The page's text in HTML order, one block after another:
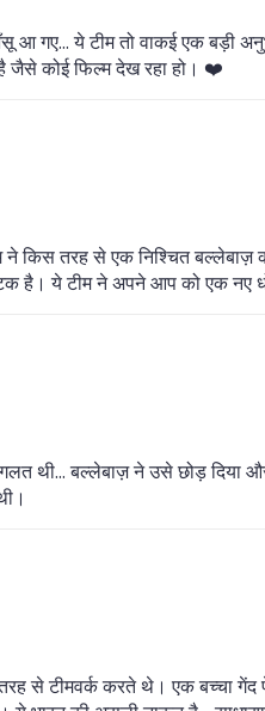
गए... ये टीम तो वाकई एक बड़ी
कोई फिल्म देख रहा हो। ❤️
ने किस तरह से एक निश्चित बल्लेबाज़
है। ये टीम ने अपने आप को एक नए
थी... बल्लेबाज़ ने उसे छोड़ दिया
से टीमवर्क करते थे। एक बच्चा